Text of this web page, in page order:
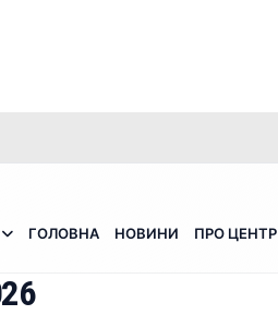
ГОЛОВНА НОВИНИ ПРО ЦЕНТР